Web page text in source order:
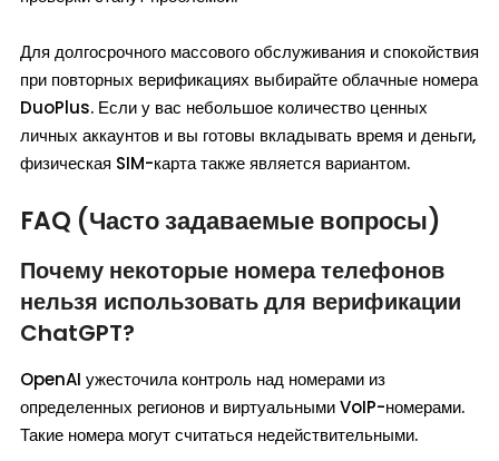
Для долгосрочного массового обслуживания и спокойствия
при повторных верификациях выбирайте облачные номера
DuoPlus. Если у вас небольшое количество ценных
личных аккаунтов и вы готовы вкладывать время и деньги,
физическая SIM-карта также является вариантом.
FAQ (Часто задаваемые вопросы)
Почему некоторые номера телефонов
нельзя использовать для верификации
ChatGPT?
OpenAI ужесточила контроль над номерами из
определенных регионов и виртуальными VoIP-номерами.
Такие номера могут считаться недействительными.